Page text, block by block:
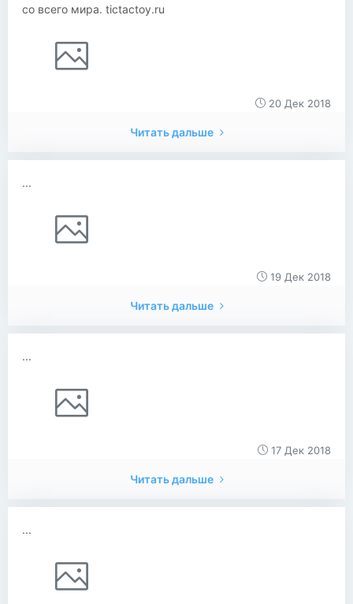
со всего мира. tictactoy.ru
20 Дек 2018
Читать дальше
...
19 Дек 2018
Читать дальше
...
17 Дек 2018
Читать дальше
...